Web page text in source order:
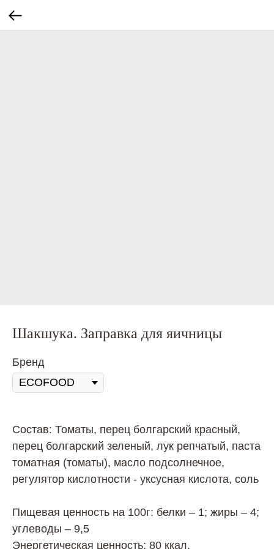
Шакшука. Заправка для яичницы
Бренд
Состав: Томаты, перец болгарский красный,
перец болгарский зеленый, лук репчатый, паста
томатная (томаты), масло подсолнечное,
регулятор кислотности - уксусная кислота, соль
Пищевая ценность на 100г: белки – 1; жиры – 4;
углеводы – 9,5
Энергетическая ценность: 80 ккал.